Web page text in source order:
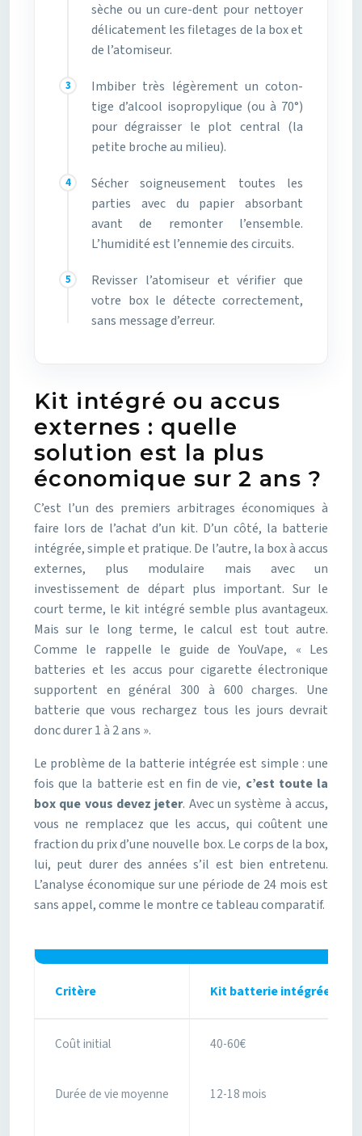
sèche ou un cure-dent pour nettoyer
délicatement les filetages de la box et
de l’atomiseur.
Imbiber très légèrement un coton-
tige d’alcool isopropylique (ou à 70°)
pour dégraisser le plot central (la
petite broche au milieu).
Sécher soigneusement toutes les
parties avec du papier absorbant
avant de remonter l’ensemble.
L’humidité est l’ennemie des circuits.
Revisser l’atomiseur et vérifier que
votre box le détecte correctement,
sans message d’erreur.
Kit intégré ou accus
externes : quelle
solution est la plus
économique sur 2 ans ?
C’est l’un des premiers arbitrages économiques à
faire lors de l’achat d’un kit. D’un côté, la batterie
intégrée, simple et pratique. De l’autre, la box à accus
externes, plus modulaire mais avec un
investissement de départ plus important. Sur le
court terme, le kit intégré semble plus avantageux.
Mais sur le long terme, le calcul est tout autre.
Comme le rappelle le guide de YouVape, « Les
batteries et les accus pour cigarette électronique
supportent en général 300 à 600 charges. Une
batterie que vous rechargez tous les jours devrait
donc durer 1 à 2 ans ».
Le problème de la batterie intégrée est simple : une
fois que la batterie est en fin de vie, c’est toute la
box que vous devez jeter. Avec un système à accus,
vous ne remplacez que les accus, qui coûtent une
fraction du prix d’une nouvelle box. Le corps de la box,
lui, peut durer des années s’il est bien entretenu.
L’analyse économique sur une période de 24 mois est
sans appel, comme le montre ce tableau comparatif.
Critère Kit batterie intégrée
Coût initial 40-60€
Durée de vie moyenne 12-18 mois